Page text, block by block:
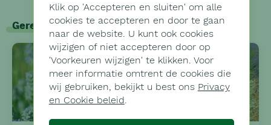
Gerelateerde planten
Klik op 'Accepteren en sluiten' om alle
cookies te accepteren en door te gaan
naar de website. U kunt ook cookies
wijzigen of niet accepteren door op
'Voorkeuren wijzigen' te klikken. Voor
meer informatie omtrent de cookies die
wij gebruiken, bekijkt u best ons Privacy
en Cookie beleid